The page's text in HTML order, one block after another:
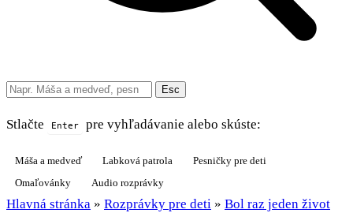
Esc
Stlačte Enter pre vyhľadávanie alebo skúste:
Máša a medveď Labková patrola
Pesničky pre deti
Omaľovánky
Audio rozprávky
Hlavná stránka » Rozprávky pre deti » Bol raz jeden život